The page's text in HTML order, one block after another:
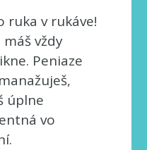
ruka v rukáve!
vždy
Peniaze
úplne
vo